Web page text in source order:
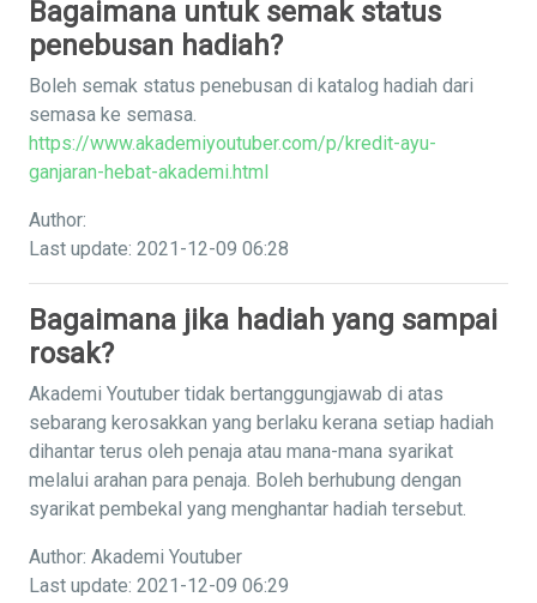
Bagaimana untuk semak status
penebusan hadiah?
Boleh semak status penebusan di katalog hadiah dari
semasa ke semasa.
https://www.akademiyoutuber.com/p/kredit-ayu-
ganjaran-hebat-akademi.html
Author:
Last update: 2021-12-09 06:28
Bagaimana jika hadiah yang sampai
rosak?
Akademi Youtuber tidak bertanggungjawab di atas
sebarang kerosakkan yang berlaku kerana setiap hadiah
dihantar terus oleh penaja atau mana-mana syarikat
melalui arahan para penaja. Boleh berhubung dengan
syarikat pembekal yang menghantar hadiah tersebut.
Author: Akademi Youtuber
Last update: 2021-12-09 06:29